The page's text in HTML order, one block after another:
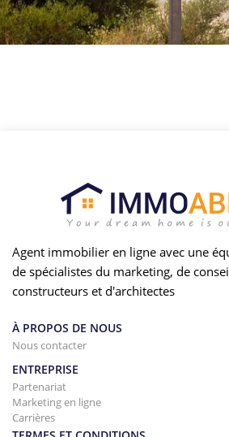
Agent immobilier en ligne avec une
de spécialistes du marketing, de
constructeurs et d'architectes
À PROPOS DE NOUS
Nous contacter
ENTREPRISE
Partenariat
Marketing en ligne
Carrières